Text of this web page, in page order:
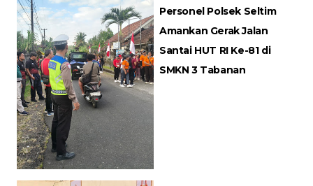
Personel Polsek Seltim
Amankan Gerak Jalan
Santai HUT RI Ke-81 di
SMKN 3 Tabanan